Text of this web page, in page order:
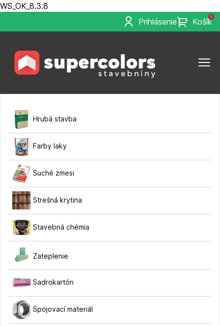
WS_OK_8.3.8
Prihlásenie
0
Košík
Hrubá stavba
Farby laky
Suché zmesi
Strešná krytina
Stavebná chémia
Zateplenie
Sadrokartón
Spojovací materiál